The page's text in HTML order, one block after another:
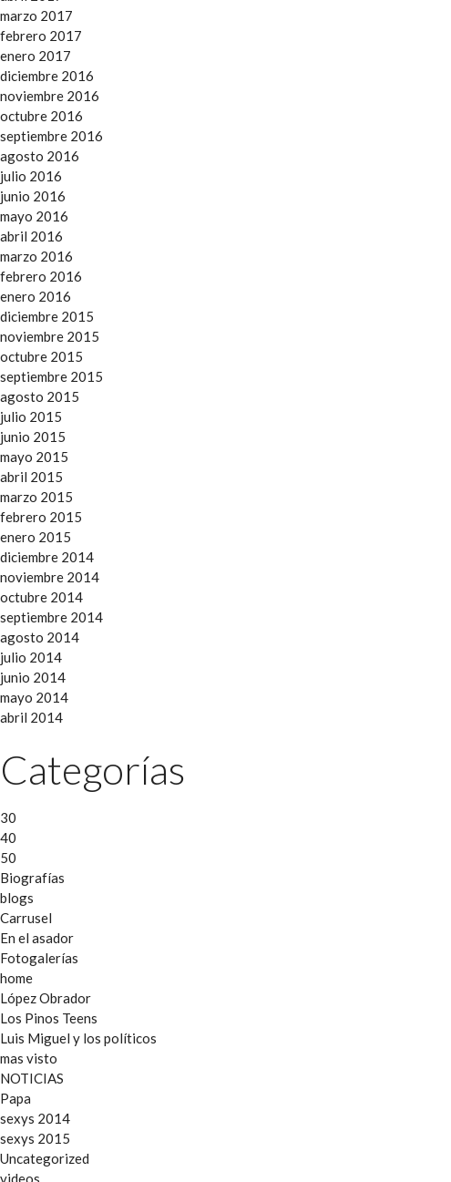
marzo 2017
febrero 2017
enero 2017
diciembre 2016
noviembre 2016
octubre 2016
septiembre 2016
agosto 2016
julio 2016
junio 2016
mayo 2016
abril 2016
marzo 2016
febrero 2016
enero 2016
diciembre 2015
noviembre 2015
octubre 2015
septiembre 2015
agosto 2015
julio 2015
junio 2015
mayo 2015
abril 2015
marzo 2015
febrero 2015
enero 2015
diciembre 2014
noviembre 2014
octubre 2014
septiembre 2014
agosto 2014
julio 2014
junio 2014
mayo 2014
abril 2014
Categorías
30
40
50
Biografías
blogs
Carrusel
En el asador
Fotogalerías
home
López Obrador
Los Pinos Teens
Luis Miguel y los políticos
mas visto
NOTICIAS
Papa
sexys 2014
sexys 2015
Uncategorized
videos